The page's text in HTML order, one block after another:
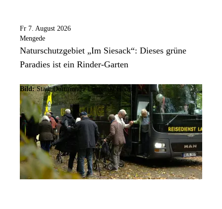
Fr 7. August 2026
Mengede
Naturschutzgebiet „Im Siesack“: Dieses grüne
Paradies ist ein Rinder-Garten
Bild: Stadt Dortmund / Leonardo Hering